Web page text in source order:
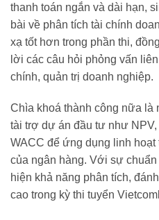
thanh toán ngắn và dài hạn,
bài về phân tích tài chính
xạ tốt hơn trong phần thi,
lời các câu hỏi phỏng vấn
chính, quản trị doanh nghiệp.
Chìa khoá thành công nữa
tài trợ dự án đầu tư như
WACC để ứng dụng linh
của ngân hàng. Với sự
hiện khả năng phân tích,
cao trong kỳ thi tuyển